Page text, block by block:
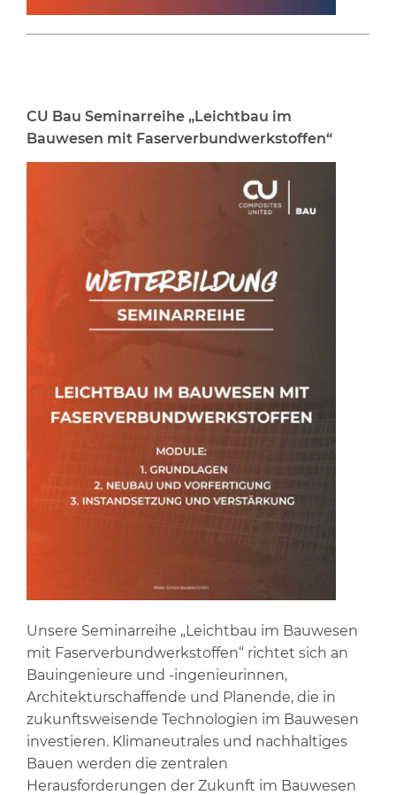
CU Bau Seminarreihe „Leichtbau im
Bauwesen mit Faserverbundwerkstoffen“
Unsere Seminarreihe „Leichtbau im Bauwesen
mit Faserverbundwerkstoffen“ richtet sich an
Bauingenieure und -ingenieurinnen,
Architekturschaffende und Planende, die in
zukunftsweisende Technologien im Bauwesen
investieren. Klimaneutrales und nachhaltiges
Bauen werden die zentralen
Herausforderungen der Zukunft im Bauwesen